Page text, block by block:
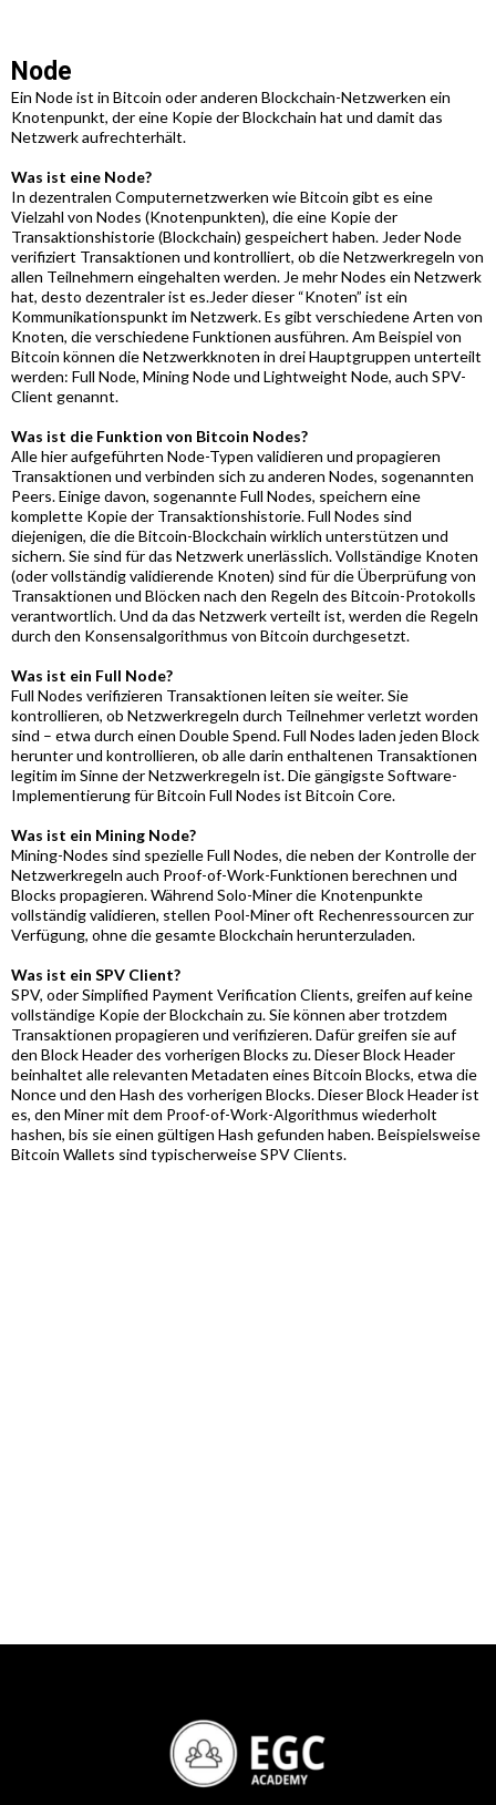
Node
Ein Node ist in Bitcoin oder anderen Blockchain-Netzwerken ein
Knotenpunkt, der eine Kopie der Blockchain hat und damit das
Netzwerk aufrechterhält.
Was ist eine Node?
In dezentralen Computernetzwerken wie Bitcoin gibt es eine
Vielzahl von Nodes (Knotenpunkten), die eine Kopie der
Transaktionshistorie (Blockchain) gespeichert haben. Jeder Node
verifiziert Transaktionen und kontrolliert, ob die Netzwerkregeln von
allen Teilnehmern eingehalten werden. Je mehr Nodes ein Netzwerk
hat, desto dezentraler ist es.Jeder dieser “Knoten” ist ein
Kommunikationspunkt im Netzwerk. Es gibt verschiedene Arten von
Knoten, die verschiedene Funktionen ausführen. Am Beispiel von
Bitcoin können die Netzwerkknoten in drei Hauptgruppen unterteilt
werden: Full Node, Mining Node und Lightweight Node, auch SPV-
Client genannt.
Was ist die Funktion von Bitcoin Nodes?
Alle hier aufgeführten Node-Typen validieren und propagieren
Transaktionen und verbinden sich zu anderen Nodes, sogenannten
Peers. Einige davon, sogenannte Full Nodes, speichern eine
komplette Kopie der Transaktionshistorie. Full Nodes sind
diejenigen, die die Bitcoin-Blockchain wirklich unterstützen und
sichern. Sie sind für das Netzwerk unerlässlich. Vollständige Knoten
(oder vollständig validierende Knoten) sind für die Überprüfung von
Transaktionen und Blöcken nach den Regeln des Bitcoin-Protokolls
verantwortlich. Und da das Netzwerk verteilt ist, werden die Regeln
durch den Konsensalgorithmus von Bitcoin durchgesetzt.
Was ist ein Full Node?
Full Nodes verifizieren Transaktionen leiten sie weiter. Sie
kontrollieren, ob Netzwerkregeln durch Teilnehmer verletzt worden
sind – etwa durch einen Double Spend. Full Nodes laden jeden Block
herunter und kontrollieren, ob alle darin enthaltenen Transaktionen
legitim im Sinne der Netzwerkregeln ist. Die gängigste Software-
Implementierung für Bitcoin Full Nodes ist Bitcoin Core.
Was ist ein Mining Node?
Mining-Nodes sind spezielle Full Nodes, die neben der Kontrolle der
Netzwerkregeln auch Proof-of-Work-Funktionen berechnen und
Blocks propagieren. Während Solo-Miner die Knotenpunkte
vollständig validieren, stellen Pool-Miner oft Rechenressourcen zur
Verfügung, ohne die gesamte Blockchain herunterzuladen.
Was ist ein SPV Client?
SPV, oder Simplified Payment Verification Clients, greifen auf keine
vollständige Kopie der Blockchain zu. Sie können aber trotzdem
Transaktionen propagieren und verifizieren. Dafür greifen sie auf
den Block Header des vorherigen Blocks zu. Dieser Block Header
beinhaltet alle relevanten Metadaten eines Bitcoin Blocks, etwa die
Nonce und den Hash des vorherigen Blocks. Dieser Block Header ist
es, den Miner mit dem Proof-of-Work-Algorithmus wiederholt
hashen, bis sie einen gültigen Hash gefunden haben. Beispielsweise
Bitcoin Wallets sind typischerweise SPV Clients.